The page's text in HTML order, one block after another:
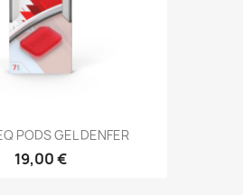
PODS GEL DENFER
19,00 €